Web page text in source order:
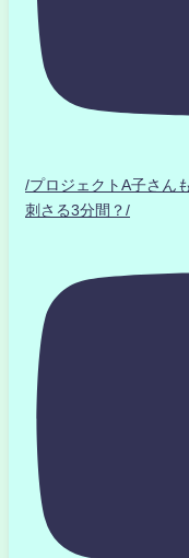
/プロジェクトA子さ
刺さる3分間？/